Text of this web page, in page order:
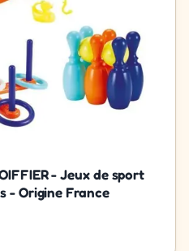
- Jeux de sport
- Origine France